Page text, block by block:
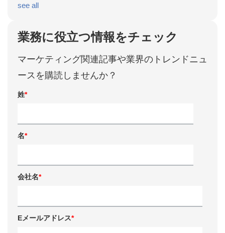
see all
業務に役立つ情報をチェック
マーケティング関連記事や業界のトレンドニュ
ースを購読しませんか？
姓*
名*
会社名*
Eメールアドレス*